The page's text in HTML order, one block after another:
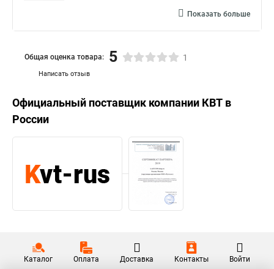
Показать больше
Написать отзыв
Общая оценка товара: 5 1
Официальный поставщик компании КВТ в
России
Каталог Оплата Доставка Контакты Войти